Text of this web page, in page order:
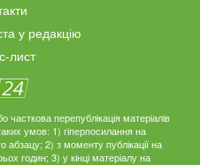
річний Герой з Волині
волинянин вдарив ножем
працівника ТЦК під час
у редакцію
лист
перепублікація матеріалів
умов: 1) гіперпосилання на
абзацу; 2) з моменту публікації на
годин; 3) у кінці матеріалу на